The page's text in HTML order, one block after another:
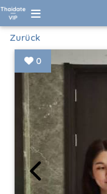
Zurück
0